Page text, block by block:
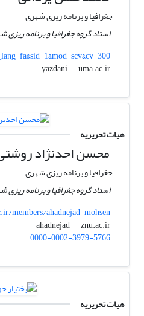
جغرافیا و برنامه ریزی شهری
استاد گروه جغرافیا و برنامه
yazdani
uma.ac.ir
هیات تحریریه
محسن احدنژاد
جغرافیا و برنامه ریزی شهری
استاد گروه جغرافیا و برنامه
members/ahadnejad-mohsen
ahadnejad
znu.ac.ir
0000-0002-3979-5766
هیات تحریریه